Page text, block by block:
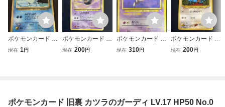
ポケモンカード 旧
裏 マリル LV.17 月
現在 1円
ポケモンカード ゴ
ース LV.17 HP50
現在 200円
ポケモンカード 旧
裏 ゴースト LV.17
現在 310円
ポケモンカード 旧
裏 ホーホー LV.17
現在 200円
ポケモンカード 旧裏 カツラのガーディ LV.17 HP50 No.0